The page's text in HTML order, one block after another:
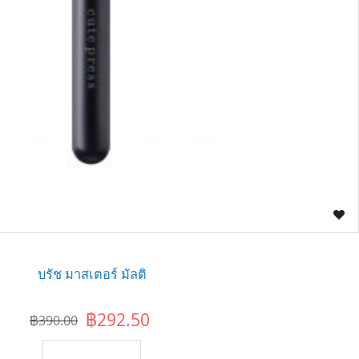
บรัช มาสเตอร์ มัลติ
฿292.50
฿390.00